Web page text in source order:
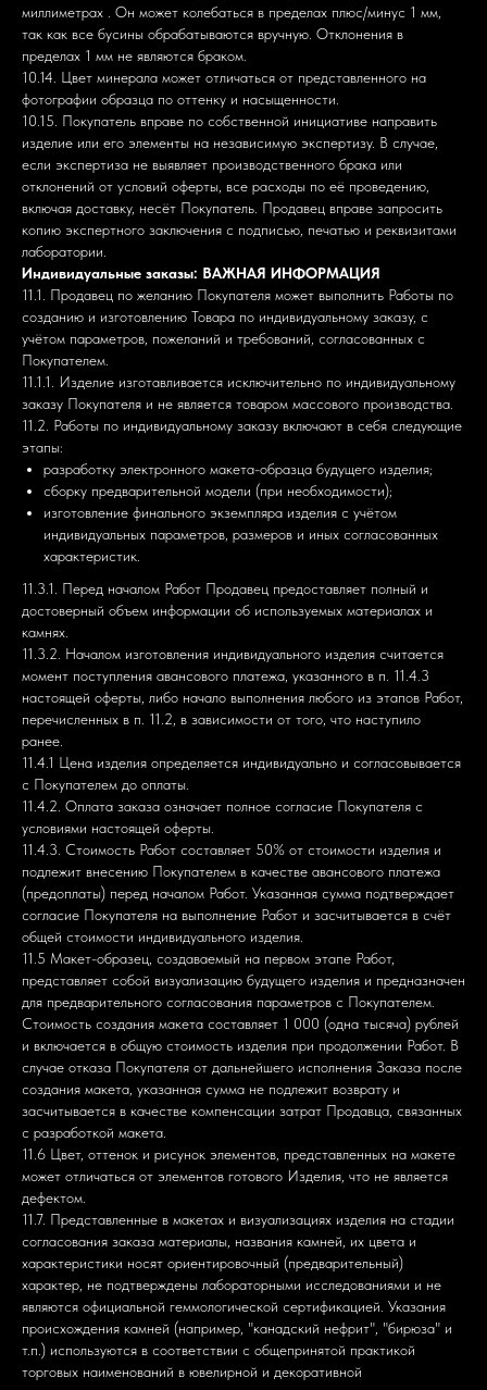
миллиметрах . Он может колебаться в пределах плюс/минус 1 мм,
так как все бусины обрабатываются вручную. Отклонения в
пределах 1 мм не являются браком.
10.14. Цвет минерала может отличаться от представленного на
фотографии образца по оттенку и насыщенности.
10.15. Покупатель вправе по собственной инициативе направить
изделие или его элементы на независимую экспертизу. В случае,
если экспертиза не выявляет производственного брака или
отклонений от условий оферты, все расходы по её проведению,
включая доставку, несёт Покупатель. Продавец вправе запросить
копию экспертного заключения с подписью, печатью и реквизитами
лаборатории.
Индивидуальные заказы: ВАЖНАЯ ИНФОРМАЦИЯ
11.1. Продавец по желанию Покупателя может выполнить Работы по
созданию и изготовлению Товара по индивидуальному заказу, с
учётом параметров, пожеланий и требований, согласованных с
Покупателем.
11.1.1. Изделие изготавливается исключительно по индивидуальному
заказу Покупателя и не является товаром массового производства.
11.2. Работы по индивидуальному заказу включают в себя следующие
этапы:
разработку электронного макета-образца будущего изделия;
сборку предварительной модели (при необходимости);
изготовление финального экземпляра изделия с учётом
индивидуальных параметров, размеров и иных согласованных
характеристик.
11.3.1. Перед началом Работ Продавец предоставляет полный и
достоверный объем информации об используемых материалах и
камнях.
11.3.2. Началом изготовления индивидуального изделия считается
момент поступления авансового платежа, указанного в п. 11.4.3
настоящей оферты, либо начало выполнения любого из этапов Работ,
перечисленных в п. 11.2, в зависимости от того, что наступило
ранее.
11.4.1 Цена изделия определяется индивидуально и согласовывается
с Покупателем до оплаты.
11.4.2. Оплата заказа означает полное согласие Покупателя с
условиями настоящей оферты.
11.4.3. Стоимость Работ составляет 50% от стоимости изделия и
подлежит внесению Покупателем в качестве авансового платежа
(предоплаты) перед началом Работ. Указанная сумма подтверждает
согласие Покупателя на выполнение Работ и засчитывается в счёт
общей стоимости индивидуального изделия.
11.5 Макет-образец, создаваемый на первом этапе Работ,
представляет собой визуализацию будущего изделия и предназначен
для предварительного согласования параметров с Покупателем.
Стоимость создания макета составляет 1 000 (одна тысяча) рублей
и включается в общую стоимость изделия при продолжении Работ. В
случае отказа Покупателя от дальнейшего исполнения Заказа после
создания макета, указанная сумма не подлежит возврату и
засчитывается в качестве компенсации затрат Продавца, связанных
с разработкой макета.
11.6 Цвет, оттенок и рисунок элементов, представленных на макете
может отличаться от элементов готового Изделия, что не является
дефектом.
11.7. Представленные в макетах и визуализациях изделия на стадии
согласования заказа материалы, названия камней, их цвета и
характеристики носят ориентировочный (предварительный)
характер, не подтверждены лабораторными исследованиями и не
являются официальной геммологической сертификацией. Указания
происхождения камней (например, "канадский нефрит", "бирюза" и
т.п.) используются в соответствии с общепринятой практикой
торговых наименований в ювелирной и декоративной
Главная
Хиты продаж
Новинки
Отзывы
Навигация Документы
Разработка сайта: Balerov_design
Контакты
Телефон: +7 (495) 108-24-90
г. Москва, ул. Касаткина, д. 3
Email: mail@zhivoy.shop
ИП Илюхина Мария Юрьевна ИНН 503822990141
Договор оферты